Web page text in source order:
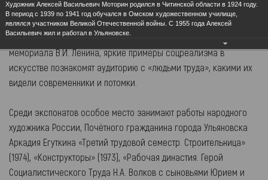
Онлайн-выставка "Люди труда"
01.05.2020
Лучшие произведения из собрания живописи Музея-
мемориала В.И. Ленина, яркие примеры соцреализма в
искусстве познакомят аудиторию с «людьми труда», какими их
видели современники и потомки.
Среди экспонатов особое место занимают работы народного
художника России, Почётного гражданина города Ульяновска
Аркадия Егуткина «Третий трудовой семестр. Строительница»
(1974), «Конструкторы» (1973), «Рабочая династия. Герой
Социалистического Труда Н.А. Волков с сыновьями Юрием и
Художник Алексей Васильевич Моторин родился в Читинской области в 1924 году.
В период с 1939 по 1941 год обучался в Омском художественном училище,
являлся участником Великой Отечественной войны. С 1955 года Алексей
Васильевич жил и работал в Ульяновске.